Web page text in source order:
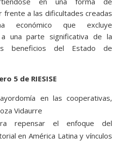
frente a las dificultades creadas
económico que excluye
a una parte significativa de la
beneficios del Estado de
5 de RIESISE
en las cooperativas,
Vidaurre
repensar el enfoque del
en América Latina y vínculos